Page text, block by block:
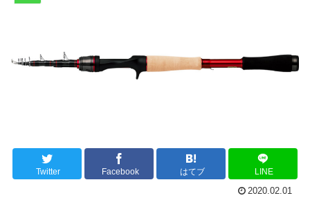
Twitter Facebook はてブ LINE
2020.02.01